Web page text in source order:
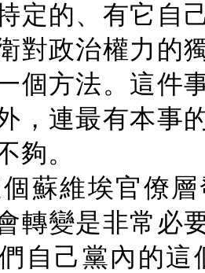
定的、有它自
對政治權力的
個方法。這件
，連最有本事
夠。
蘇維埃官僚
轉變是非常必
自己黨內的